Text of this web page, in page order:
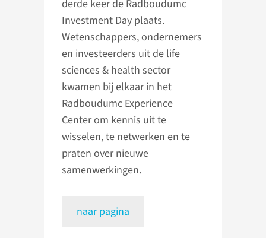
derde keer de Radboudumc
Investment Day plaats.
Wetenschappers, ondernemers
en investeerders uit de life
sciences & health sector
kwamen bij elkaar in het
Radboudumc Experience
Center om kennis uit te
wisselen, te netwerken en te
praten over nieuwe
samenwerkingen.
naar pagina